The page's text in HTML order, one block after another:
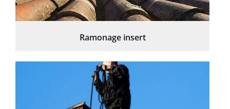
Ramonage insert